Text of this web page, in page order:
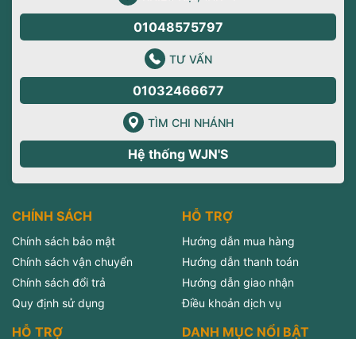
01048575797
TƯ VẤN
01032466677
TÌM CHI NHÁNH
Hệ thống WJN'S
CHÍNH SÁCH
Chính sách bảo mật
Chính sách vận chuyển
Chính sách đổi trả
Quy định sử dụng
HỖ TRỢ
Hướng dẫn mua hàng
Hướng dẫn thanh toán
Hướng dẫn giao nhận
Điều khoản dịch vụ
HỖ TRỢ DANH MỤC NỔI BẬT